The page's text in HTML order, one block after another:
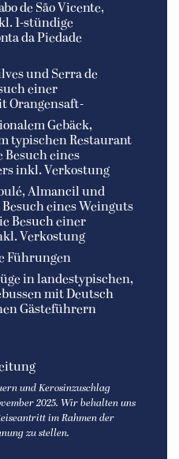
de São Vicente,
1-stündige
da Piedade
und Serra de
einer
Orangensaft-
Gebäck,
typischen Restaurant
Besuch eines
inkl. Verkostung
Almancil und
eines Weinguts
Besuch einer
Verkostung
Führungen
in landestypischen,
mit Deutsch
Gästeführern
und Kerosinzuschlag
2025. Wir behalten uns
im Rahmen der
zu stellen.